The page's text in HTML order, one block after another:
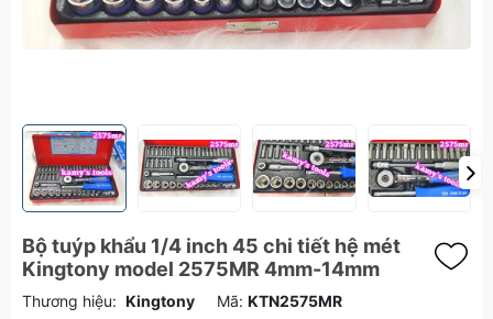
Bộ tuýp khẩu 1/4 inch 45 chi tiết hệ mét
Kingtony model 2575MR 4mm-14mm
Thương hiệu: Kingtony Mã: KTN2575MR